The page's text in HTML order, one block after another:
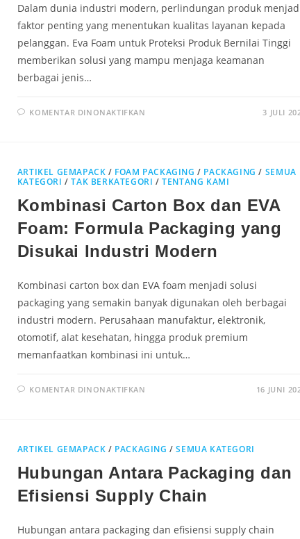
Dalam dunia industri modern, perlindungan produk
faktor penting yang menentukan kualitas layanan kepada
pelanggan. Eva Foam untuk Proteksi Produk Bernilai Tinggi
memberikan solusi yang mampu menjaga keamanan
berbagai jenis…
KOMENTAR DINONAKTIFKAN 3 JULI
ARTIKEL GEMAPACK / FOAM PACKAGING / PACKAGING / SEMUA
KATEGORI /TAK BERKATEGORI /TENTANG KAMI
Kombinasi Carton Box dan EVA
Foam: Formula Packaging yang
Disukai Industri Modern
Kombinasi carton box dan EVA foam menjadi solusi
packaging yang semakin banyak digunakan oleh berbagai
industri modern. Perusahaan manufaktur, elektronik,
otomotif, alat kesehatan, hingga produk premium
memanfaatkan kombinasi ini untuk…
KOMENTAR DINONAKTIFKAN 16 JUNI
ARTIKEL GEMAPACK / PACKAGING /SEMUA KATEGORI
Hubungan Antara Packaging dan
Efisiensi Supply Chain
Hubungan antara packaging dan efisiensi supply chain